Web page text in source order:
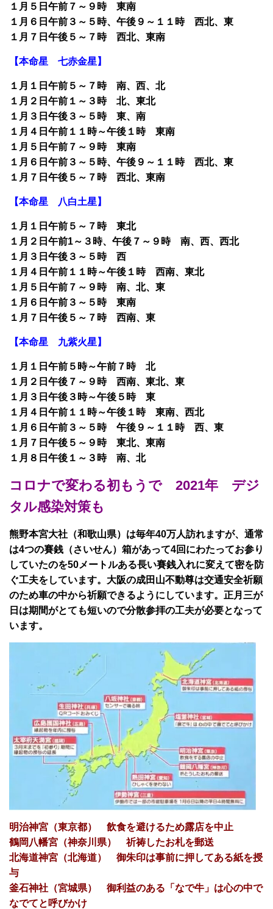
１月５日午前７～９時 東南
１月６日午前３～５時、午後９～１１時 西北、東
１月７日午後５～７時 西北、東南
【本命星 七赤金星】
１月１日午前５～７時 南、西、北
１月２日午前１～３時 北、東北
１月３日午後３～５時 東、南
１月４日午前１１時～午後１時 東南
１月５日午前７～９時 東南
１月６日午前３～５時、午後９～１１時 西北、東
１月７日午後５～７時 西北、東南
【本命星 八白土星】
１月１日午前５～７時 東北
１月２日午前1～３時、午後７～９時 南、西、西北
１月３日午後３～５時 西
１月４日午前１１時～午後１時 西南、東北
１月５日午前７～９時 南、北、東
１月６日午前３～５時 東南
１月７日午後５～７時 西南、東
【本命星 九紫火星】
１月１日午前５時～午前７時 北
１月２日午後７～９時 西南、東北、東
１月３日午後３時～午後５時 東
１月４日午前１１時～午後１時 東南、西北
１月６日午前３～５時 午後９～１１時 西、東
１月７日午後５～９時 東北、東南
１月８日午後１～３時 南、北
コロナで変わる初もうで 2021年 デジ
タル感染対策も
熊野本宮大社（和歌山県）は毎年40万人訪れますが、通常
は4つの賽銭（さいせん）箱があって4回にわたってお参り
していたのを50メートルある長い賽銭入れに変えて密を防
ぐ工夫をしています。大阪の成田山不動尊は交通安全祈願
のため車の中から祈願できるようにしています。正月三が
日は期間がとても短いので分散参拝の工夫が必要となって
います。
明治神宮（東京都） 飲食を避けるため露店を中止
鶴岡八幡宮（神奈川県） 祈祷したお札を郵送
北海道神宮（北海道） 御朱印は事前に押してある紙を授
与
釜石神社（宮城県） 御利益のある「なで牛」は心の中で
なでてと呼びかけ